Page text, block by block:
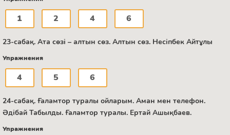
1 2 4 6
23-сабақ. Ата сөзі – алтын сөз. Алтын сөз. Несіпбек Айтұлы
Упражнения
4 5 6
24-сабақ. Ғаламтор туралы ойларым. Аман мен телефон.
Әдібай Табылды. Ғаламтор туралы. Ертай Ашықбаев.
Упражнения